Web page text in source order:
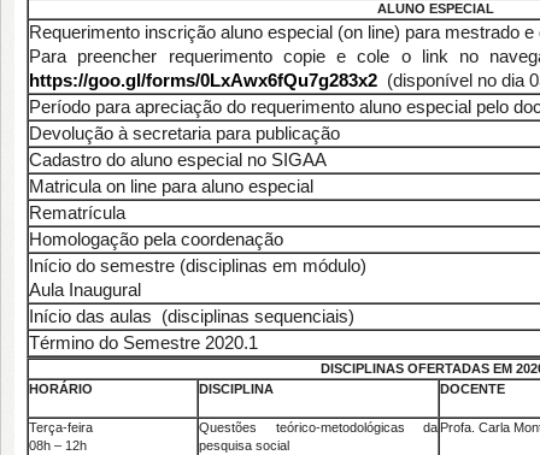
ALUNO ESPECIAL
Requerimento inscrição aluno especial (on line) para mestrado e
Para preencher requerimento copie e cole o link no
https://goo.gl/forms/0LxAwx6fQu7g283x2 (disponível no dia
Período para apreciação do requerimento aluno especial pelo
Devolução à secretaria para publicação
Cadastro do aluno especial no SIGAA
Matricula on line para aluno especial
Rematrícula
Homologação pela coordenação
Início do semestre (disciplinas em módulo)
Aula Inaugural
Início das aulas (disciplinas sequenciais)
Término do Semestre 2020.1
DISCIPLINAS OFERTADAS EM
HORÁRIO
DISCIPLINA DOCENTE
Terça-feira
08h – 12h
Questões teórico-metodológicas da
pesquisa social
Profa. Carla